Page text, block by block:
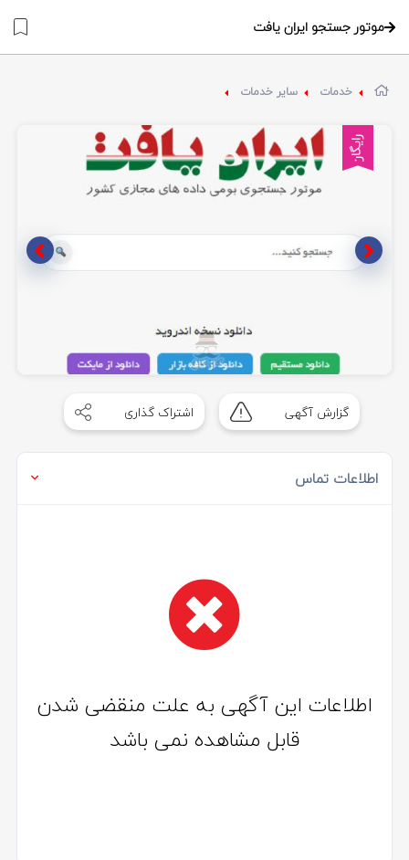
موتور جستجو ایران یافت
خدمات سایر خدمات
رایگان
گزارش آگهی اشتراک گذاری
اطلاعات تماس
اطلاعات این آگهی به علت منقضی شدن
قابل مشاهده نمی باشد